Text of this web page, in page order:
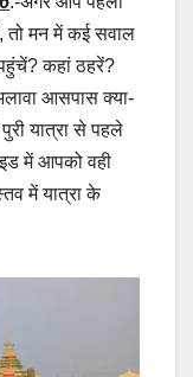
तो मन में कई सवाल
कहां ठहरें?
आसपास क्या-
यात्रा से पहले
में आपको वही
में यात्रा के